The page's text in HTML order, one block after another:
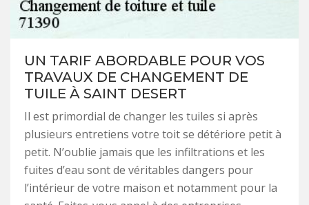
UN TARIF ABORDABLE POUR VOS
TRAVAUX DE CHANGEMENT DE
TUILE À SAINT DESERT
Il est primordial de changer les tuiles si après
plusieurs entretiens votre toit se détériore petit à
petit. N’oublie jamais que les infiltrations et les
fuites d’eau sont de véritables dangers pour
l’intérieur de votre maison et notamment pour la